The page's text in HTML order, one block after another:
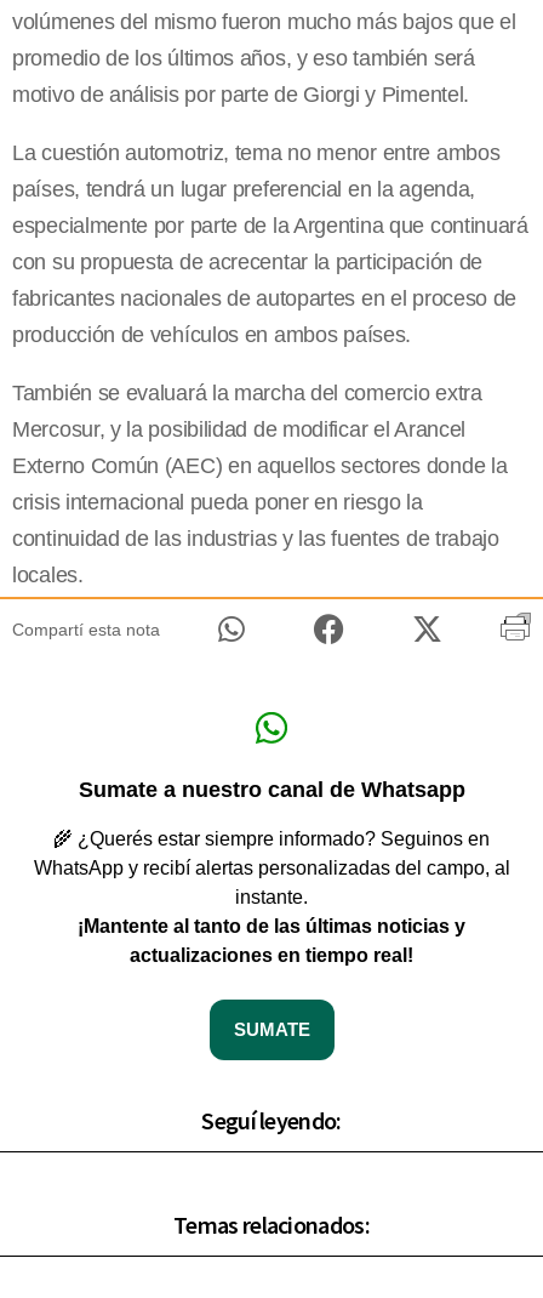
volúmenes del mismo fueron mucho más bajos que el
promedio de los últimos años, y eso también será
motivo de análisis por parte de Giorgi y Pimentel.
La cuestión automotriz, tema no menor entre ambos
países, tendrá un lugar preferencial en la agenda,
especialmente por parte de la Argentina que continuará
con su propuesta de acrecentar la participación de
fabricantes nacionales de autopartes en el proceso de
producción de vehículos en ambos países.
También se evaluará la marcha del comercio extra
Mercosur, y la posibilidad de modificar el Arancel
Externo Común (AEC) en aquellos sectores donde la
crisis internacional pueda poner en riesgo la
continuidad de las industrias y las fuentes de trabajo
locales.
Compartí esta nota
Sumate a nuestro canal de Whatsapp
🌾 ¿Querés estar siempre informado? Seguinos en
WhatsApp y recibí alertas personalizadas del campo, al
instante.
¡Mantente al tanto de las últimas noticias y
actualizaciones en tiempo real!
SUMATE
Seguí leyendo:
Temas relacionados: